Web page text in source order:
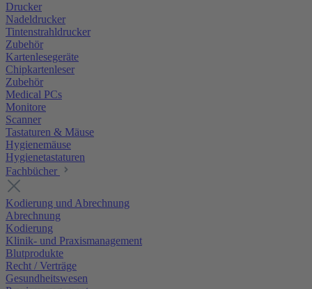
Drucker
Nadeldrucker
Tintenstrahldrucker
Zubehör
Kartenlesegeräte
Chipkartenleser
Zubehör
Medical PCs
Monitore
Scanner
Tastaturen & Mäuse
Hygienemäuse
Hygienetastaturen
Fachbücher
Kodierung und Abrechnung
Abrechnung
Kodierung
Klinik- und Praxismanagement
Blutprodukte
Recht / Verträge
Gesundheitswesen